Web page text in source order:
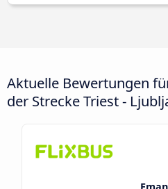
Aktuelle Bewertungen
der Strecke Triest -